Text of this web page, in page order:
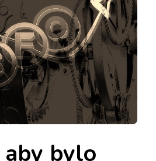
aby bylo